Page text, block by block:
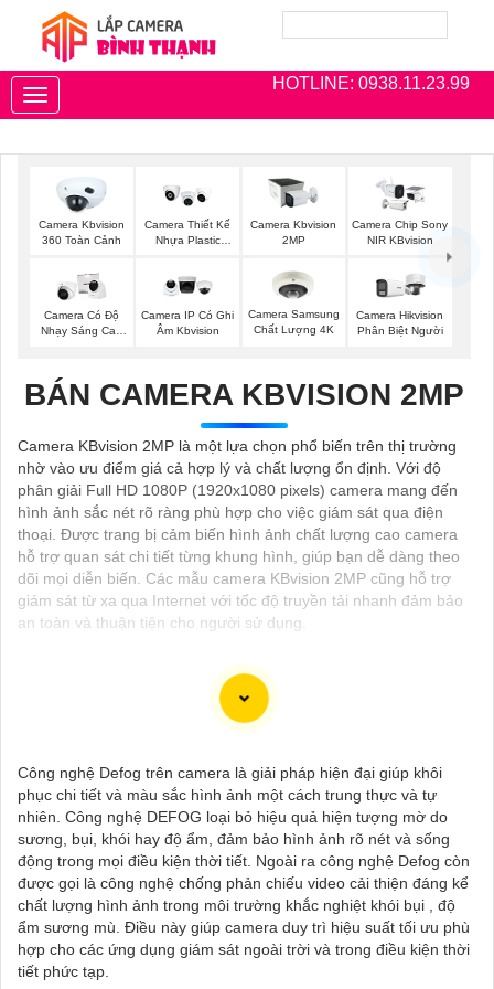
HOTLINE: 0938.11.23.99
Toggle
navigation
Camera Kbvision
360 Toàn Cảnh
Camera Thiết Kế
Nhựa Plastic
Camera Kbvision
2MP
Camera Chip Sony
NIR KBvision
Camera Có Độ
Nhạy Sáng Cao
Camera IP Có Ghi
Âm Kbvision
Camera Samsung
Chất Lượng 4K
Camera Hikvision
Phân Biệt Người
BÁN CAMERA KBVISION 2MP
Camera KBvision 2MP là một lựa chọn phổ biến trên thị trường
nhờ vào ưu điểm giá cả hợp lý và chất lượng ổn định. Với độ
phân giải Full HD 1080P (1920x1080 pixels) camera mang đến
hình ảnh sắc nét rõ ràng phù hợp cho việc giám sát qua điện
thoại. Được trang bị cảm biến hình ảnh chất lượng cao camera
hỗ trợ quan sát chi tiết từng khung hình, giúp bạn dễ dàng theo
dõi mọi diễn biến. Các mẫu camera KBvision 2MP cũng hỗ trợ
giám sát từ xa qua Internet với tốc độ truyền tải nhanh đảm bảo
an toàn và thuận tiện cho người sử dụng.
ngữ cảnh của một đại lý công nghệ:
🛃1:"Chào anh/chị! Bạn đang tìm kiếm Camera Kbvision với
chiết khấu hấp dẫn? Hãy đến với chúng tôi để nhận ưu đãi đặc
biệt và được tư vấn về giải pháp chính xác nhất cho nhu cầu an
ninh của bạn!"
️🏅️2:"Bạn muốn mua Camera Kbvision với giá ưu đãi và giải
pháp phù hợp? Liên hệ ngay với chúng tôi để được hỗ trợ tốt
nhất từ đội ngũ chuyên gia có kinh nghiệm!"
️🥈3:"Chúng tôi cam kết cung cấp Camera Kbvision chính hãng
với chiết khấu cao nhất trên thị trường. Hãy đến với chúng tôi để
Công nghệ Defog trên camera là giải pháp hiện đại giúp khôi
phục chi tiết và màu sắc hình ảnh một cách trung thực và tự
nhiên. Công nghệ DEFOG loại bỏ hiệu quả hiện tượng mờ do
sương, bụi, khói hay độ ẩm, đảm bảo hình ảnh rõ nét và sống
động trong mọi điều kiện thời tiết. Ngoài ra công nghệ Defog còn
được gọi là công nghệ chống phản chiếu video cải thiện đáng kể
chất lượng hình ảnh trong môi trường khắc nghiệt khói bụi , độ
ẩm sương mù. Điều này giúp camera duy trì hiệu suất tối ưu phù
hợp cho các ứng dụng giám sát ngoài trời và trong điều kiện thời
tiết phức tạp.